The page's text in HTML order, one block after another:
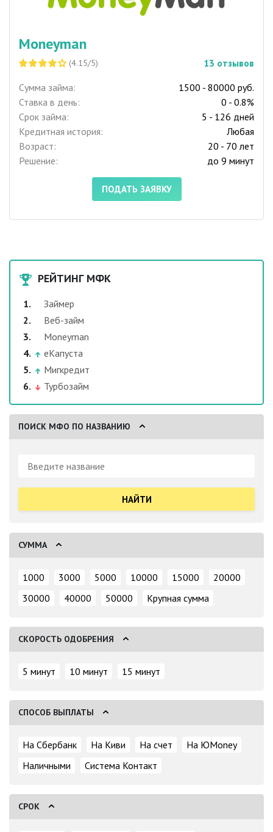
Moneyman
(4.15/5) 13 отзывов
Сумма займа:
1500 - 80000 руб.
Ставка в день:
0 - 0.8%
Срок займа:
5 - 126 дней
Кредитная история:
Любая
Возраст:
20 - 70 лет
Решение:
до 9 минут
ПОДАТЬ ЗАЯВКУ
РЕЙТИНГ МФК
Займер
Веб-займ
Moneyman
еКапуста
Мигкредит
Турбозайм
ПОИСК МФО ПО НАЗВАНИЮ
Поиск:
СУММА
1000 3000 5000 10000 15000
20000
30000
40000 50000 Крупная сумма
СКОРОСТЬ ОДОБРЕНИЯ
5 минут 10 минут 15 минут
СПОСОБ ВЫПЛАТЫ
На Сбербанк На Киви На счет
На ЮMoney
Наличными
Система Контакт
СРОК